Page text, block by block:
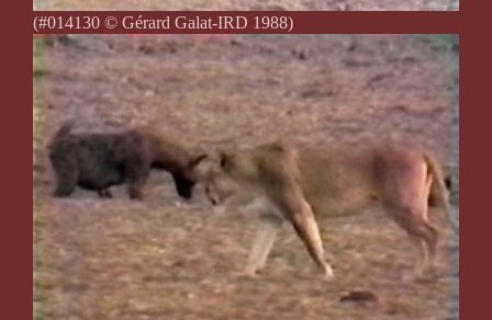
(#014130 © Gérard Galat-IRD 1988)